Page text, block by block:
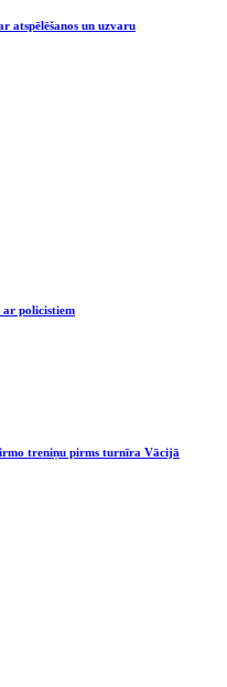
atspēlēšanos un uzvaru
ar policistiem
treniņu pirms turnīra Vācijā